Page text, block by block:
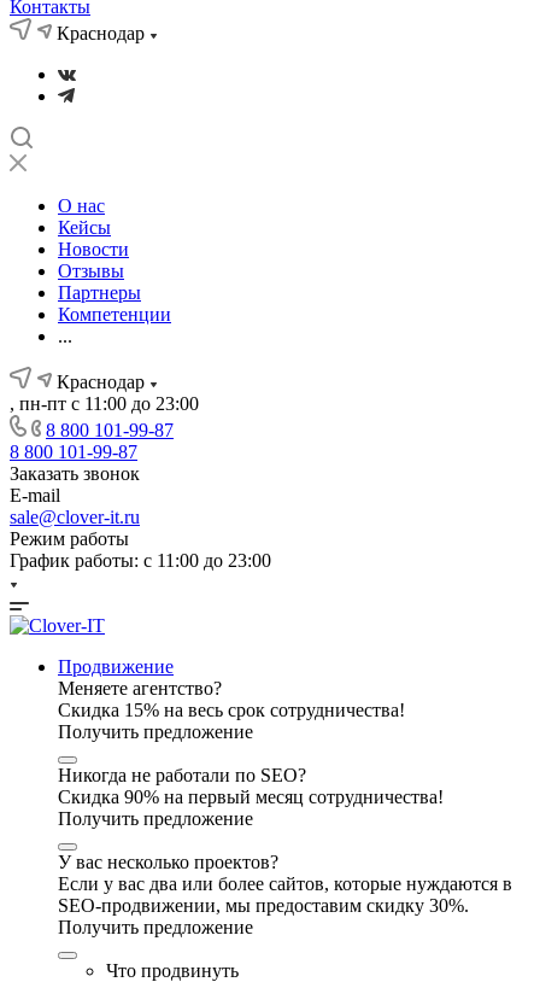
Контакты
Краснодар
О нас
Кейсы
Новости
Отзывы
Партнеры
Компетенции
...
Краснодар
, пн-пт с 11:00 до 23:00
8 800 101-99-87
8 800 101-99-87
Заказать звонок
E-mail
sale@clover-it.ru
Режим работы
График работы: с 11:00 до 23:00
Продвижение
Меняете агентство?
Скидка 15% на весь срок сотрудничества!
Получить предложение
Никогда не работали по SEO?
Скидка 90% на первый месяц сотрудничества!
Получить предложение
У вас несколько проектов?
Если у вас два или более сайтов, которые нуждаются в
SEO-продвижении, мы предоставим скидку 30%.
Получить предложение
Что продвинуть